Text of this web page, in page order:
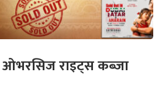
ओभरसिज राइट्स कब्जा